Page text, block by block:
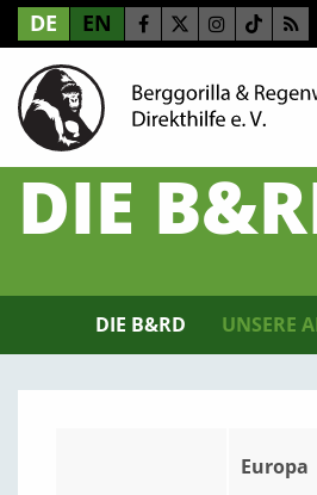
DE EN
DIE
DIE B&RD UNSERE
Europa